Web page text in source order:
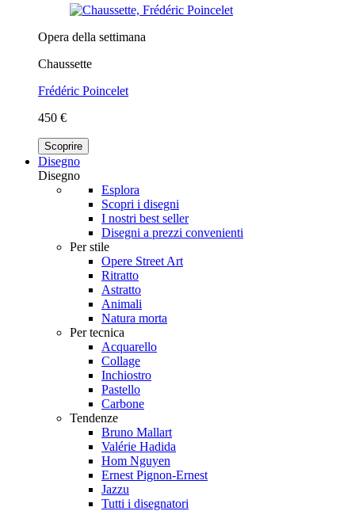
Opera della settimana
Chaussette
Frédéric Poincelet
450 €
Scoprire
Disegno
Disegno
Esplora
Scopri i disegni
I nostri best seller
Disegni a prezzi convenienti
Per stile
Opere Street Art
Ritratto
Astratto
Animali
Natura morta
Per tecnica
Acquarello
Collage
Inchiostro
Pastello
Carbone
Tendenze
Bruno Mallart
Valérie Hadida
Hom Nguyen
Ernest Pignon-Ernest
Jazzu
Tutti i disegnatori